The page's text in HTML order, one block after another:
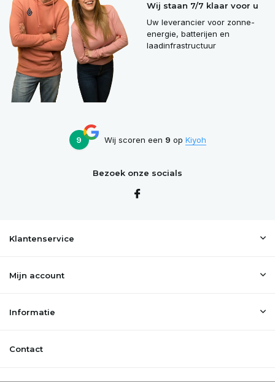
Wij staan 7/7 klaar voor u
Uw leverancier voor zonne-
energie, batterijen en
laadinfrastructuur
9 Wij scoren een 9 op Kiyoh
Bezoek onze socials
Klantenservice
Mijn account
Informatie
Contact